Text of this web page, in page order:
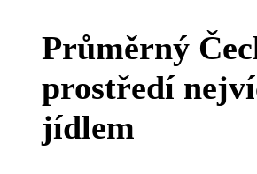
Průměrný
prostředí
jídlem